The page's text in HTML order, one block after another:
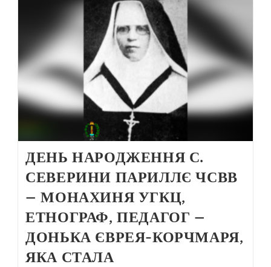
ДЕНЬ НАРОДЖЕННЯ С.
СЕВЕРИНИ ПАРИЛЛЄ ЧСВВ
– МОНАХИНЯ УГКЦ,
ЕТНОГРАФ, ПЕДАГОГ –
ДОНЬКА ЄВРЕЯ-КОРЧМАРЯ,
ЯКА СТАЛА